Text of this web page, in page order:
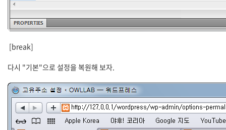
[break]
다시 "기본"으로 설정을 복원해 보자.